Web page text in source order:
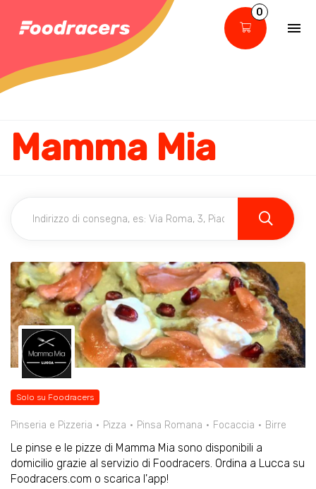
0
Mamma Mia
Solo su Foodracers
Pinseria e Pizzeria Pizza Pinsa Romana Focaccia Birre
Le pinse e le pizze di Mamma Mia sono disponibili a
domicilio grazie al servizio di Foodracers. Ordina a Lucca su
Foodracers.com o scarica l'app!